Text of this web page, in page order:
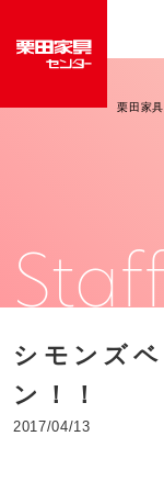
栗田家
シモンズ
ン！！
2017/04/13